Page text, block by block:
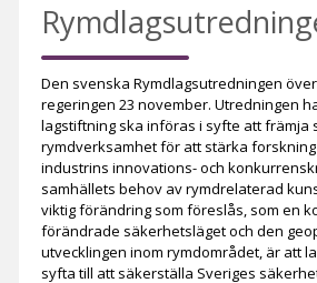
Den svenska Rymdlagsutredningen
regeringen 23 november. Utredningen
lagstiftning ska införas i syfte att främja
rymdverksamhet för att stärka
industrins innovations- och
samhällets behov av rymdrelaterad
viktig förändring som föreslås, som en
förändrade säkerhetsläget och den
utvecklingen inom rymdområdet, är att
syfta till att säkerställa Sveriges